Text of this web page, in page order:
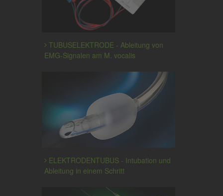
TUBUSELEKTRODE - Ableitung von
EMG-Signalen am M. vocalis
ELEKTRODENTUBUS - Intubation und
Ableitung in einem Schritt